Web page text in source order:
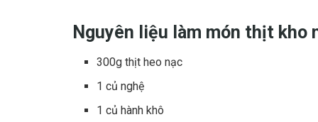
Nguyên liệu làm món thịt kho
300g thịt heo nạc
1 củ nghệ
1 củ hành khô